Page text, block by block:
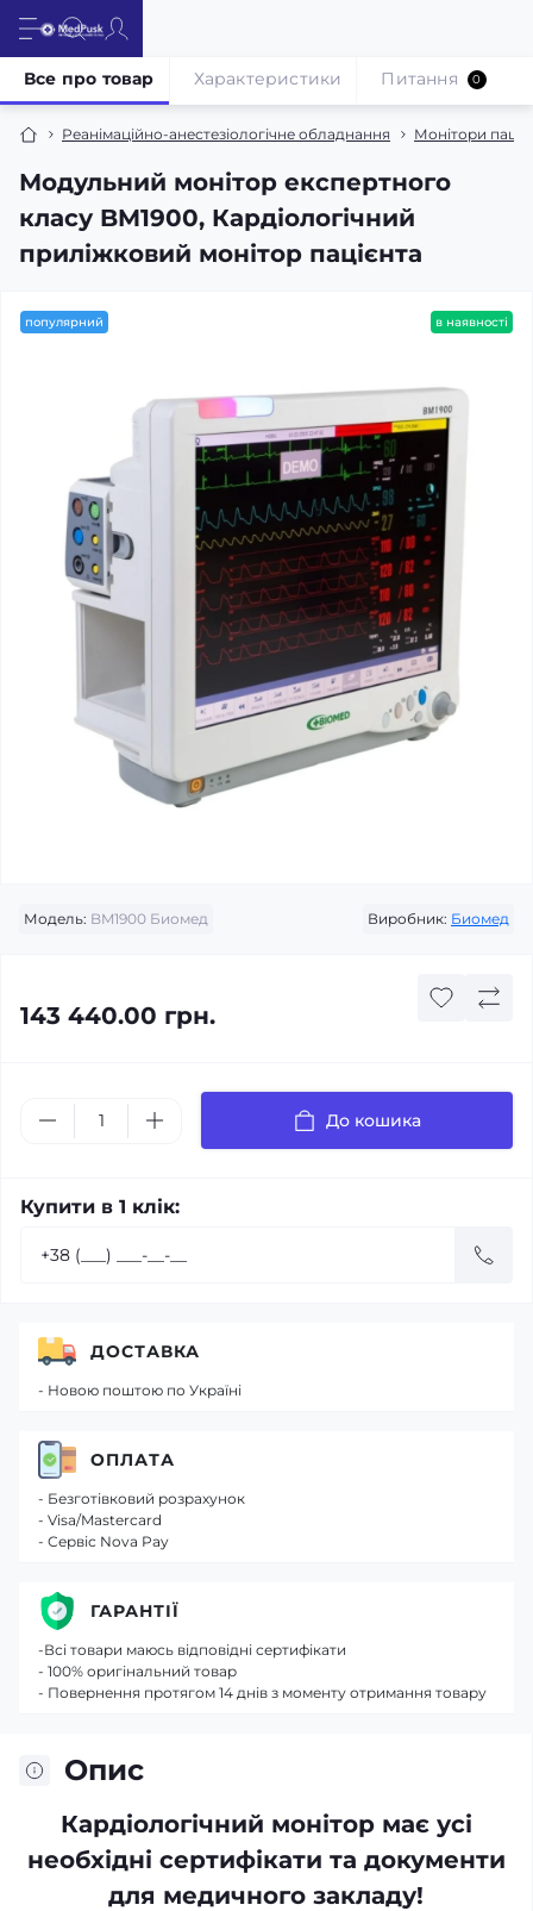
Реанімаційно-анестезіологічне обладнання Монітори
Модульний монітор експертного
класу BM1900, Кардіологічний
приліжковий монітор пацієнта
Все про товар Характеристики Питання 0
популярний в наявності
Модель: BM1900 Биомед Виробник: Биомед
143 440.00 грн.
До кошика
Купити в 1 клік:
Опис
Кардіологічний монітор має усі
необхідні сертифікати та документи
для медичного закладу!
ДОСТАВКА
- Новою поштою по Україні
ОПЛАТА
- Безготівковий розрахунок
- Visa/Mastercard
- Сервіс Nova Pay
ГАРАНТІЇ
-Всі товари маюсь відповідні сертифікати
- 100% оригінальний товар
- Повернення протягом 14 днів з моменту отримання товару